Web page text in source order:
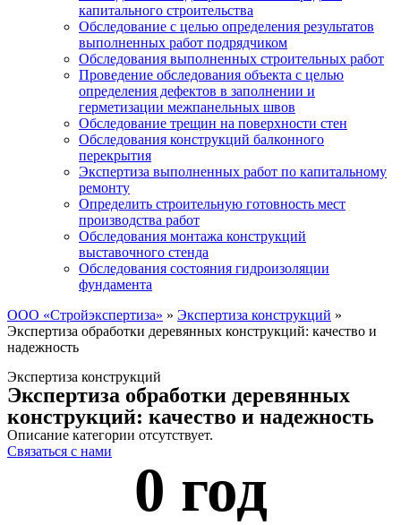
капитального строительства
Обследование с целью определения результатов
выполненных работ подрядчиком
Обследования выполненных строительных работ
Проведение обследования объекта с целью
определения дефектов в заполнении и
герметизации межпанельных швов
Обследование трещин на поверхности стен
Обследования конструкций балконного
перекрытия
Экспертиза выполненных работ по капитальному
ремонту
Определить строительную готовность мест
производства работ
Обследования монтажа конструкций
выставочного стенда
Обследования состояния гидроизоляции
фундамента
ООО «Стройэкспертиза» » Экспертиза конструкций »
Экспертиза обработки деревянных конструкций: качество и
надежность
Экспертиза конструкций
Экспертиза обработки деревянных
конструкций: качество и надежность
Описание категории отсутствует.
Связаться с нами
0 год